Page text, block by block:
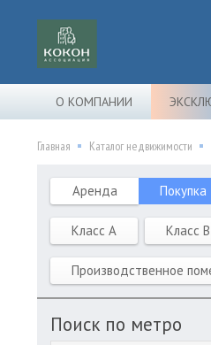
О КОМПАНИИ
Главная Каталог недвижимости
Аренда Покупка
Класс A Класс
Производственное
Поиск по метро